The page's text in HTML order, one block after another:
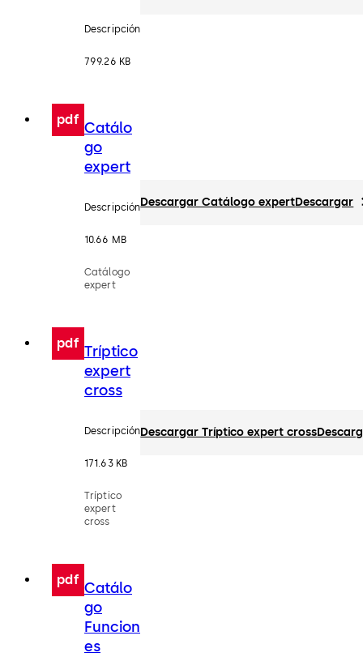
Descripción
799.26 KB
pdf Catálo
go
expert
Descripción
10.66 MB
Catálogo
expert
Descargar Catálogo expertDescargar
pdf Tríptico
expert
cross
Descripción
171.63 KB
Tríptico
expert
cross
Descargar Tríptico expert cross
pdf Catálo
go
Funcion
es